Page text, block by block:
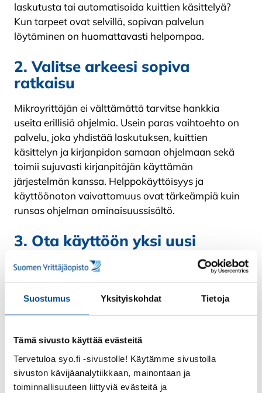
Suostumus Yksityiskohdat Tietoja
Tämä sivusto käyttää evästeitä
Tervetuloa syo.fi -sivustolle! Käytämme sivustolla
sivuston kävijäanalytiikkaan, mainontaan ja
toiminnallisuuteen liittyviä evästeitä ja
laskutusta tai automatisoida kuittien käsittelyä?
Kun tarpeet ovat selvillä, sopivan palvelun
löytäminen on huomattavasti helpompaa.
2. Valitse arkeesi sopiva
ratkaisu
Mikroyrittäjän ei välttämättä tarvitse hankkia
useita erillisiä ohjelmia. Usein paras vaihtoehto on
palvelu, joka yhdistää laskutuksen, kuittien
käsittelyn ja kirjanpidon samaan ohjelmaan sekä
toimii sujuvasti kirjanpitäjän käyttämän
järjestelmän kanssa. Helppokäyttöisyys ja
käyttöönoton vaivattomuus ovat tärkeämpiä kuin
runsas ohjelman ominaisuussisältö.
3. Ota käyttöön yksi uusi
toimintatapa kerrallaan
Taloushallinnon digiloikka ei tarkoita, että kaikki
muuttuisi yhdessä päivässä. Aloita esimerkiksi
sähköisestä laskutuksesta tai kuittien
on tullut osaksi arkea, voit siirtyä seuraavaan.
Pienet onnistumiset lisäävät luottamusta ja tuovat
nopeasti näkyviä hyötyjä.